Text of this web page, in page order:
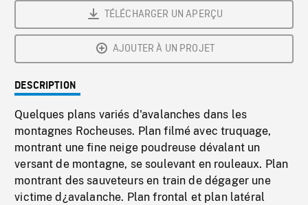
TÉLÉCHARGER UN APERÇU
AJOUTER À UN PROJET
DESCRIPTION
Quelques plans variés d'avalanches dans les
montagnes Rocheuses. Plan filmé avec truquage,
montrant une fine neige poudreuse dévalant un
versant de montagne, se soulevant en rouleaux. Plan
montrant des sauveteurs en train de dégager une
victime d¿avalanche. Plan frontal et plan latéral